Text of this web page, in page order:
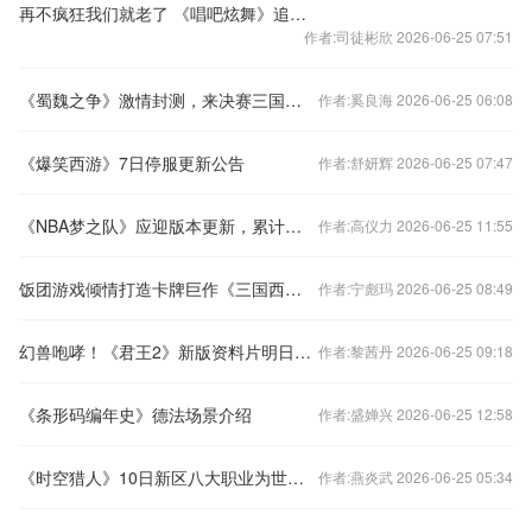
再不疯狂我们就老了 《唱吧炫舞》追梦马车
作者:司徒彬欣 2026-06-25 07:51
《蜀魏之争》激情封测，来决赛三国世界杯 作者:奚良海 2026-06-25 06:08
《爆笑西游》7日停服更新公告 作者:舒妍辉 2026-06-25 07:47
《NBA梦之队》应迎版本更新，累计充值送大礼 作者:高仪力 2026-06-25 11:55
饭团游戏倾情打造卡牌巨作《三国西游姬》 作者:宁彪玛 2026-06-25 08:49
幻兽咆哮！《君王2》新版资料片明日现身 作者:黎茜丹 2026-06-25 09:18
《条形码编年史》德法场景介绍 作者:盛婵兴 2026-06-25 12:58
《时空猎人》10日新区八大职业为世界杯代盐 作者:燕炎武 2026-06-25 05:34